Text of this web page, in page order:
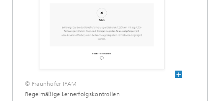
© Fraunhofer IFAM
Regelmäßige Lernerfolgskontrollen